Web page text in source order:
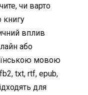
чи варто
книгу
вплив
або
мовою
txt, rtf, epub,
для